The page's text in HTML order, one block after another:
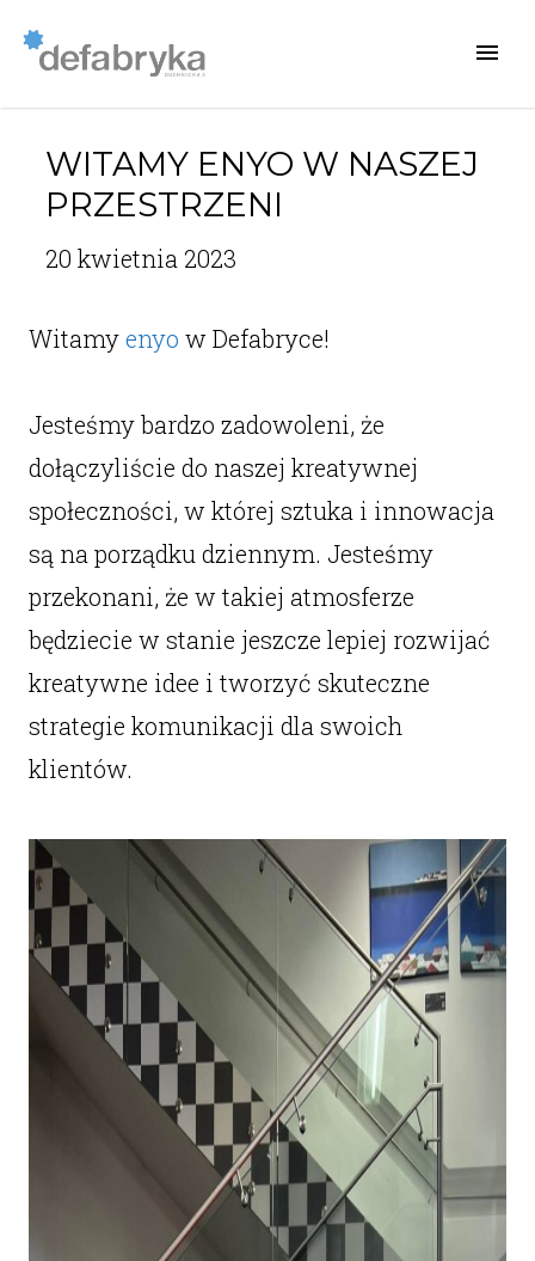
WITAMY ENYO W NASZEJ
PRZESTRZENI
20 kwietnia 2023
Witamyenyo w Defabryce!
Jesteśmy bardzo zadowoleni, że
dołączyliście do naszej kreatywnej
społeczności, w której sztuka i innowacja
są na porządku dziennym. Jesteśmy
przekonani, że w takiej atmosferze
będziecie w stanie jeszcze lepiej rozwijać
kreatywne idee i tworzyć skuteczne
strategie komunikacji dla swoich
klientów.